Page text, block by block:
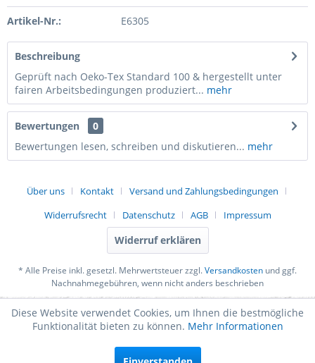
Artikel-Nr.: E6305
Beschreibung
Geprüft nach Oeko-Tex Standard 100 & hergestellt unter
fairen Arbeitsbedingungen produziert... mehr
Bewertungen
0
Bewertungen lesen, schreiben und diskutieren... mehr
Über uns Kontakt
Versand und Zahlungsbedingungen
Widerrufsrecht
Datenschutz AGB Impressum
Widerruf erklären
* Alle Preise inkl. gesetzl. Mehrwertsteuer zzgl.Versandkosten und ggf.
Nachnahmegebühren, wenn nicht anders beschrieben
Diese Website verwendet Cookies, um Ihnen die bestmögliche
Funktionalität bieten zu können. Mehr Informationen